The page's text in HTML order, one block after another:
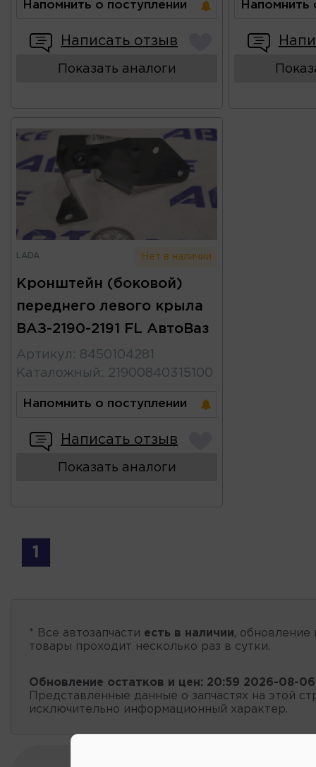
Напомнить о поступлении
Написать отзыв
Показать аналоги
Напомнить
LADA Нет в наличии
Кронштейн (боковой)
переднего левого крыла
ВАЗ-2190-2191 FL АвтоВаз
Артикул : 8450104281
Каталожный : 21900840315100
Напомнить о поступлении
Написать отзыв
Показать аналоги
1
* Все автозапчасти есть в наличии, обновление
товары проходит несколько раз в сутки.
Обновление остатков и цен: 20:59 2026-08-06
Представленные данные о запчастях на этой
исключительно информационный характер.